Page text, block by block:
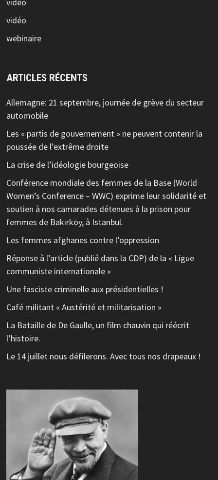
vidéo
webinaire
ARTICLES RÉCENTS
Allemagne: 21 septembre, journée de grève du secteur
automobile
Les « partis de gouvernement » ne peuvent contenir la
poussée de l’extrême droite
La crise de l’idéologie bourgeoise
Conférence mondiale des femmes de la Base (World
Women’s Conference – WWC) exprime leur solidarité et
soutien à nos camarades détenues à la prison pour
femmes de Bakırköy, à Istanbul.
Les femmes afghanes contre l’oppression
Réponse à l’article (publié dans la CDP) de la « Ligue
communiste internationale »
Une fasciste criminelle aux présidentielles !
Café militant « Austérité et militarisation »
La Bataille de De Gaulle, un film chauvin qui réécrit
l’histoire.
Le 14 juillet nous défilerons. Avec tous nos drapeaux !